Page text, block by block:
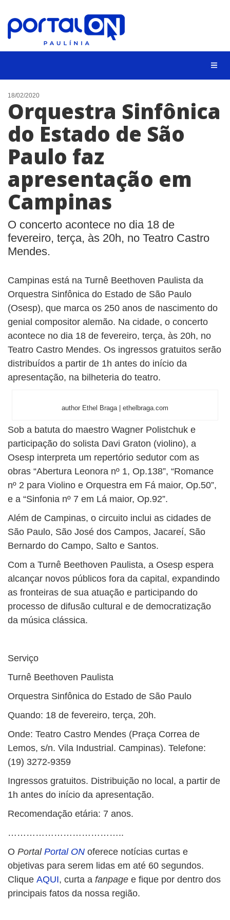
CIDADES
EVENTOS
EMPREGO
ANIVERSÁRIO DAS CIDADES
ANUNCIE
CONTATO
18/02/2020
Orquestra Sinfônica
do Estado de São
Paulo faz
apresentação em
Campinas
O concerto acontece no dia 18 de
fevereiro, terça, às 20h, no Teatro Castro
Mendes.
Campinas está na Turnê Beethoven Paulista da
Orquestra Sinfônica do Estado de São Paulo
(Osesp), que marca os 250 anos de nascimento do
genial compositor alemão. Na cidade, o concerto
acontece no dia 18 de fevereiro, terça, às 20h, no
Teatro Castro Mendes. Os ingressos gratuitos serão
distribuídos a partir de 1h antes do início da
apresentação, na bilheteria do teatro.
author Ethel Braga | ethelbraga.com
Sob a batuta do maestro Wagner Polistchuk e
participação do solista Davi Graton (violino), a
Osesp interpreta um repertório sedutor com as
obras “Abertura Leonora nº 1, Op.138”, “Romance
nº 2 para Violino e Orquestra em Fá maior, Op.50”,
e a “Sinfonia nº 7 em Lá maior, Op.92”.
Além de Campinas, o circuito inclui as cidades de
São Paulo, São José dos Campos, Jacareí, São
Bernardo do Campo, Salto e Santos.
Com a Turnê Beethoven Paulista, a Osesp espera
alcançar novos públicos fora da capital, expandindo
as fronteiras de sua atuação e participando do
processo de difusão cultural e de democratização
da música clássica.
Serviço
Turnê Beethoven Paulista
Orquestra Sinfônica do Estado de São Paulo
Quando: 18 de fevereiro, terça, 20h.
Onde: Teatro Castro Mendes (Praça Correa de
Lemos, s/n. Vila Industrial. Campinas). Telefone:
(19) 3272-9359
Ingressos gratuitos. Distribuição no local, a partir de
1h antes do início da apresentação.
Recomendação etária: 7 anos.
………………………………..
O Portal Portal ON oferece notícias curtas e
objetivas para serem lidas em até 60 segundos.
Clique AQUI, curta a fanpage e fique por dentro dos
principais fatos da nossa região.